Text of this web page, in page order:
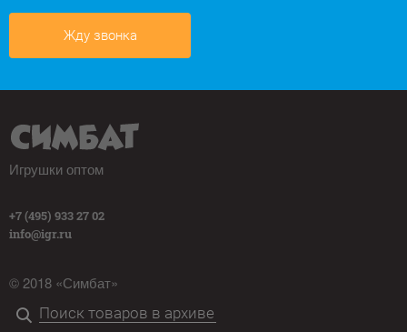
Жду звонка
Игрушки оптом
+7 (495) 933 27 02
info@igr.ru
© 2018 «Симбат»